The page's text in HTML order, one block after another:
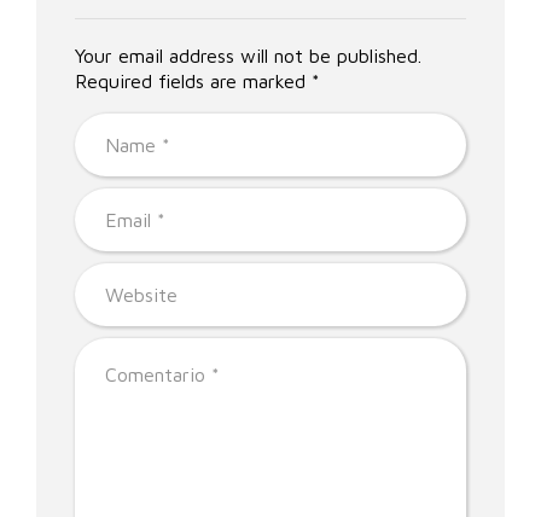
Your email address will not be published.
Required fields are marked *